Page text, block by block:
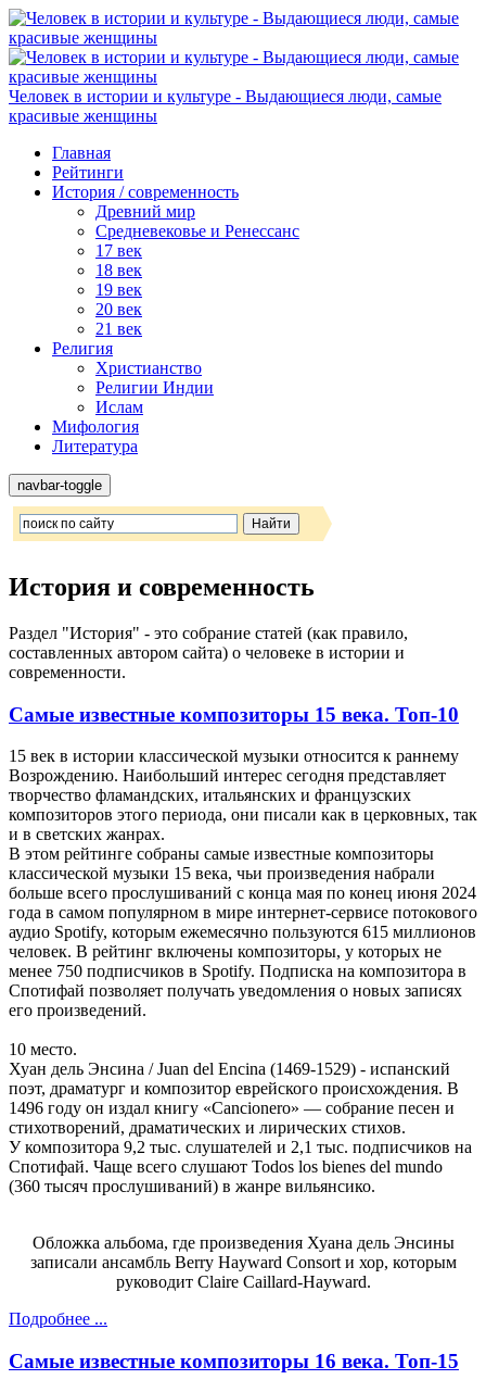
Человек в истории и культуре - Выдающиеся люди, самые
красивые женщины
Главная
Рейтинги
История / современность
Древний мир
Средневековье и Ренессанс
17 век
18 век
19 век
20 век
21 век
Религия
Христианство
Религии Индии
Ислам
Мифология
Литература
navbar-toggle
История и современность
Раздел "История" - это собрание статей (как правило,
составленных автором сайта) о человеке в истории и
современности.
Самые известные композиторы 15 века. Топ-10
15 век в истории классической музыки относится к раннему
Возрождению. Наибольший интерес сегодня представляет
творчество фламандских, итальянских и французских
композиторов этого периода, они писали как в церковных, так
и в светских жанрах.
В этом рейтинге собраны самые известные композиторы
классической музыки 15 века, чьи произведения набрали
больше всего прослушиваний с конца мая по конец июня 2024
года в самом популярном в мире интернет-сервисе потокового
аудио Spotify, которым ежемесячно пользуются 615 миллионов
человек. В рейтинг включены композиторы, у которых не
менее 750 подписчиков в Spotify. Подписка на композитора в
Спотифай позволяет получать уведомления о новых записях
его произведений.
10 место.
Хуан дель Энсина / Juan del Encina (1469-1529) - испанский
поэт, драматург и композитор еврейского происхождения. В
1496 году он издал книгу «Cancionero» — собрание песен и
стихотворений, драматических и лирических стихов.
У композитора 9,2 тыс. слушателей и 2,1 тыс. подписчиков на
Спотифай. Чаще всего слушают Todos los bienes del mundo
(360 тысяч прослушиваний) в жанре вильянсико.
Обложка альбома, где произведения Хуана дель Энсины
записали ансамбль Berry Hayward Consort и хор, которым
руководит Claire Caillard-Hayward.
Подробнее ...
Самые известные композиторы 16 века. Топ-15